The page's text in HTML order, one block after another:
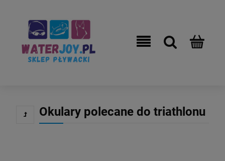
Okulary polecane do triathlonu